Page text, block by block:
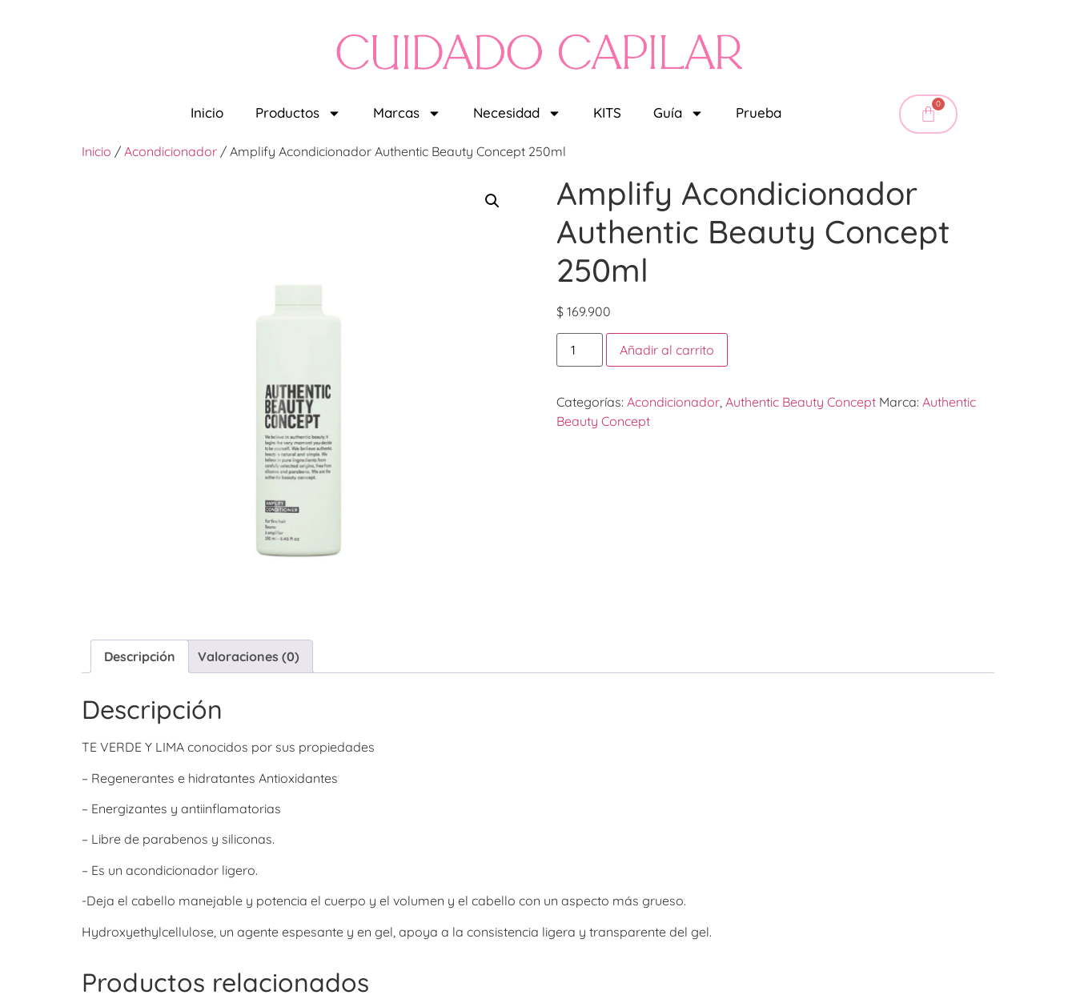
Inicio Productos Marcas Necesidad KITS Guía Prueba
0
Inicio / Acondicionador / Amplify Acondicionador Authentic Beauty Concept 250ml
Amplify Acondicionador
Authentic Beauty Concept
250ml
$169.900
Añadir al carrito
Categorías: Acondicionador, Authentic Beauty Concept Marca: Authentic
Beauty Concept
Descripción Valoraciones (0)
Descripción
TE VERDE Y LIMA conocidos por sus propiedades
– Regenerantes e hidratantes Antioxidantes
– Energizantes y antiinflamatorias
– Libre de parabenos y siliconas.
– Es un acondicionador ligero.
-Deja el cabello manejable y potencia el cuerpo y el volumen y el cabello con un aspecto más grueso.
Hydroxyethylcellulose, un agente espesante y en gel, apoya a la consistencia ligera y transparente del gel.
Productos relacionados